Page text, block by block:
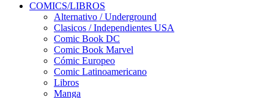
COMICS/LIBROS
Alternativo / Underground
Clasicos / Independientes USA
Comic Book DC
Comic Book Marvel
Cómic Europeo
Comic Latinoamericano
Libros
Manga